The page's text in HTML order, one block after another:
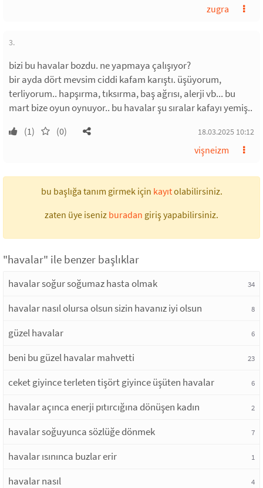
zugra
3.
bizi bu havalar bozdu. ne yapmaya çalışıyor?
bir ayda dört mevsim ciddi kafam karıştı. üşüyorum,
terliyorum.. hapşırma, tıksırma, baş ağrısı, alerji vb... bu
mart bize oyun oynuyor.. bu havalar şu sıralar kafayı yemiş..
(1) (0) 18.03.2025 10:12
vişneizm
bu başlığa tanım girmek için kayıtolabilirsiniz.
zaten üye iseniz buradan giriş yapabilirsiniz.
"havalar" ile benzer başlıklar
havalar soğur soğumaz hasta olmak 34
havalar nasıl olursa olsun sizin havanız iyi olsun 8
güzel havalar 6
beni bu güzel havalar mahvetti 23
ceket giyince terleten tişört giyince üşüten havalar 6
havalar açınca enerji pıtırcığına dönüşen kadın 2
havalar soğuyunca sözlüğe dönmek 7
havalar ısınınca buzlar erir 1
havalar nasıl 4